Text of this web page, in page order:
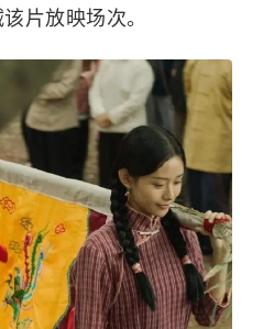
片放映场次。